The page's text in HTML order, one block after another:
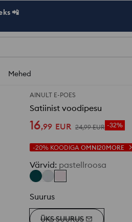
📲
Mehed
AINULT E-POES
Satiinist voodipesu
16,99 EUR 24,99 EUR -32%
-20% KOODIGA OMNI20MORE
Värvid: pastellroosa
Suurus
ÜKS SUURUS